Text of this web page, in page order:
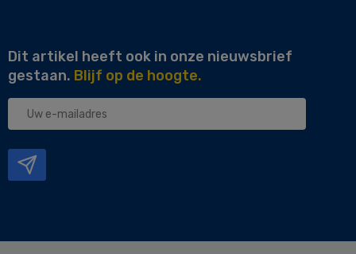
Dit artikel heeft ook in onze nieuwsbrief
gestaan. Blijf op de hoogte.
Uw